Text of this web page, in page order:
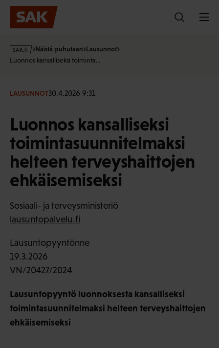
Hyppää
sisältöön
s
a
f
Näistä puhutaan Lausunnot
Luonnos kansalliseksi toiminta…
LAUSUNNOT30.4.2026 9:31
Luonnos kansalliseksi
toimintasuunnitelmaksi
helteen terveyshaittojen
ehkäisemiseksi
Sosiaali- ja terveysministeriö
lausuntopalvelu.fi
Lausuntopyyntönne
19.3.2026
VN/20427/2024
Lausuntopyyntö luonnoksesta kansalliseksi
toimintasuunnitelmaksi helteen terveyshaittojen
ehkäisemiseksi